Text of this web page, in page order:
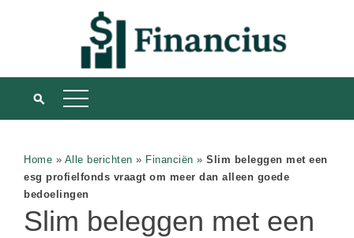
Home » Alle berichten » Financiën » Slim beleggen met een
esg profielfonds vraagt om meer dan alleen goede
bedoelingen
Slim beleggen met een